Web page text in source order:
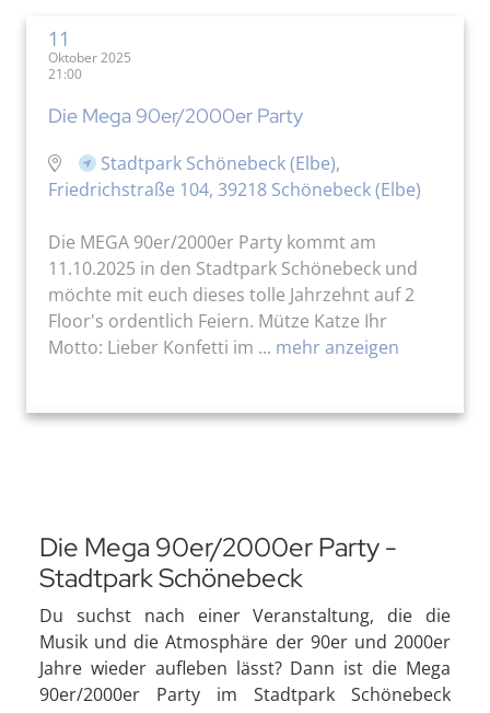
11
Oktober 2025
21:00
Die Mega 90er/2000er Party
Stadtpark Schönebeck (Elbe),
Friedrichstraße 104, 39218 Schönebeck (Elbe)
Die MEGA 90er/2000er Party kommt am
11.10.2025 in den Stadtpark Schönebeck und
möchte mit euch dieses tolle Jahrzehnt auf 2
Floor's ordentlich Feiern. Mütze Katze Ihr
Motto: Lieber Konfetti im ... mehr anzeigen
Die Mega 90er/2000er Party -
Stadtpark Schönebeck
Du suchst nach einer Veranstaltung, die die
Musik und die Atmosphäre der 90er und 2000er
Jahre wieder aufleben lässt? Dann ist die Mega
90er/2000er Party im Stadtpark Schönebeck